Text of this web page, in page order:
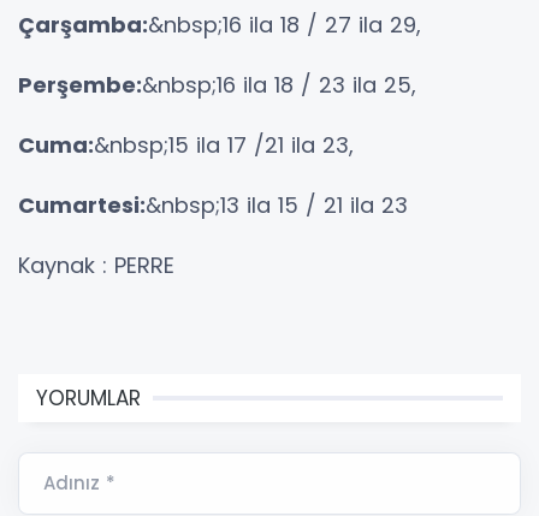
Çarşamba:&nbsp;16 ila 18 / 27 ila 29,
Perşembe:&nbsp;16 ila 18 / 23 ila 25,
Cuma:&nbsp;15 ila 17 /21 ila 23,
Cumartesi:&nbsp;13 ila 15 / 21 ila 23
Kaynak : PERRE
YORUMLAR
Adınız *